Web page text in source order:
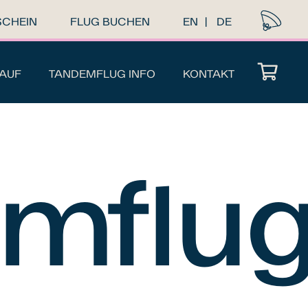
FLUG BUCHEN EN DE
TANDEMFLUG INFO KONTAKT